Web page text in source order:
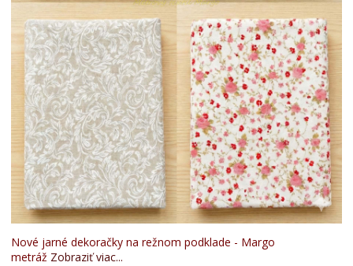
Nové jarné dekoračky na režnom podklade - Margo
metráž Zobraziť viac...